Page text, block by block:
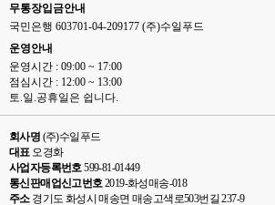
무통장입금안내
국민은행 603701-04-209177 (주)수일푸드
운영안내
운영시간 : 09:00 ~ 17:00
점심시간 : 12:00 ~ 13:00
토.일.공휴일은 쉽니다.
회사명 (주)수일푸드
대표오경화
사업자등록번호599-81-01449
통신판매업신고번호2019-화성매송-018
주소경기도 화성시 매송면 매송고색로503번길 237-9